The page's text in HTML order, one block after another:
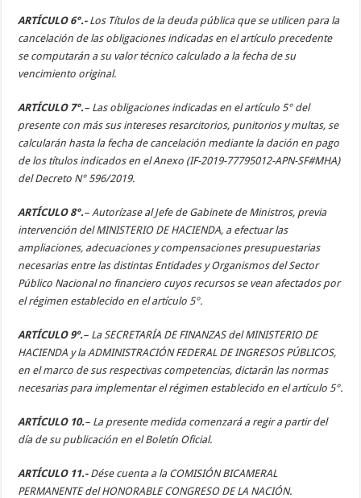
ARTÍCULO 6°.-Los Títulos de la deuda pública que se utilicen para la
cancelación de las obligaciones indicadas en el artículo precedente
se computarán a su valor técnico calculado a la fecha de su
vencimiento original.
ARTÍCULO 7°.– Las obligaciones indicadas en el artículo 5° del
presente con más sus intereses resarcitorios, punitorios y multas, se
calcularán hasta la fecha de cancelación mediante la dación en pago
de los títulos indicados en el Anexo (IF-2019-77795012-APN-SF#MHA)
del Decreto N° 596/2019.
ARTÍCULO 8°.– Autorízase al Jefe de Gabinete de Ministros, previa
intervención del MINISTERIO DE HACIENDA, a efectuar las
ampliaciones, adecuaciones y compensaciones presupuestarias
necesarias entre las distintas Entidades y Organismos del Sector
Público Nacional no financiero cuyos recursos se vean afectados por
el régimen establecido en el artículo 5°.
ARTÍCULO 9º.– La SECRETARÍA DE FINANZAS del MINISTERIO DE
HACIENDA y laADMINISTRACIÓN FEDERAL DE INGRESOS PÚBLICOS,
en el marco de sus respectivas competencias, dictarán las normas
necesarias para implementar el régimen establecido en el artículo 5°.
ARTÍCULO 10.– La presente medida comenzará a regir a partir del
día de su publicación en el Boletín Oficial.
ARTÍCULO 11.-Dése cuenta a la COMISIÓN BICAMERAL
PERMANENTE del HONORABLE CONGRESO DE LA NACIÓN.